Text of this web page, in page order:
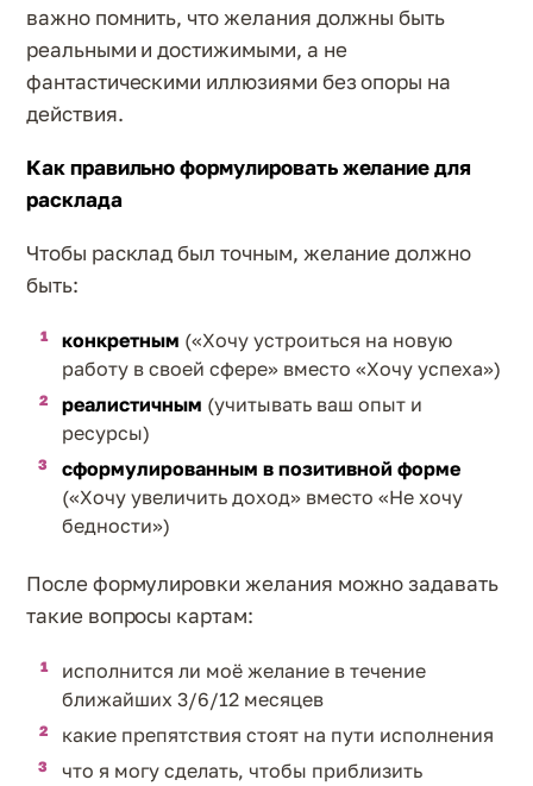
важно помнить, что желания должны быть
реальными и достижимыми, а не
фантастическими иллюзиями без опоры на
действия.
Как правильно формулировать желание для
расклада
Чтобы расклад был точным, желание должно
быть:
конкретным («Хочу устроиться на новую
работу в своей сфере» вместо «Хочу успеха»)
реалистичным (учитывать ваш опыт и
ресурсы)
сформулированным в позитивной форме
(«Хочу увеличить доход» вместо «Не хочу
бедности»)
После формулировки желания можно задавать
такие вопросы картам:
исполнится ли моё желание в течение
ближайших 3/6/12 месяцев
какие препятствия стоят на пути исполнения
что я могу сделать, чтобы приблизить